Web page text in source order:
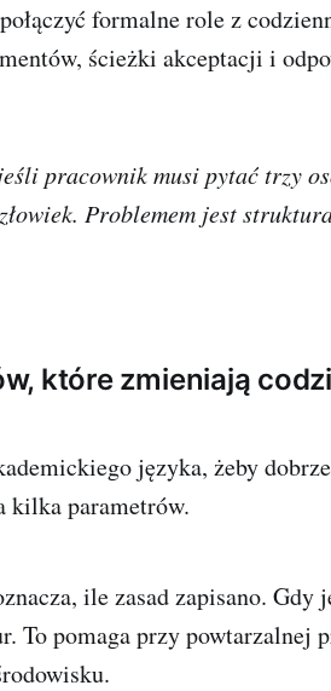
formalne role z
ścieżki akceptacji i
pracownik musi pytać trzy
Problemem jest
które zmieniają
języka, żeby
kilka parametrów.
ile zasad zapisano. Gdy
To pomaga przy powtarzalnej